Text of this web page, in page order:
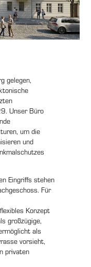
gelegen,
Unser Büro
um die
und
Eingriffs stehen
Für
Konzept
großzügige,
als
vorsieht,
privaten